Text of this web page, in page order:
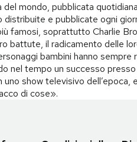
mondo, pubblicata
e pubblicate ogni
famosi, soprattutto Charlie
battute, il radicamento delle
bambini hanno
nel tempo un successo
show televisivo
di cose».